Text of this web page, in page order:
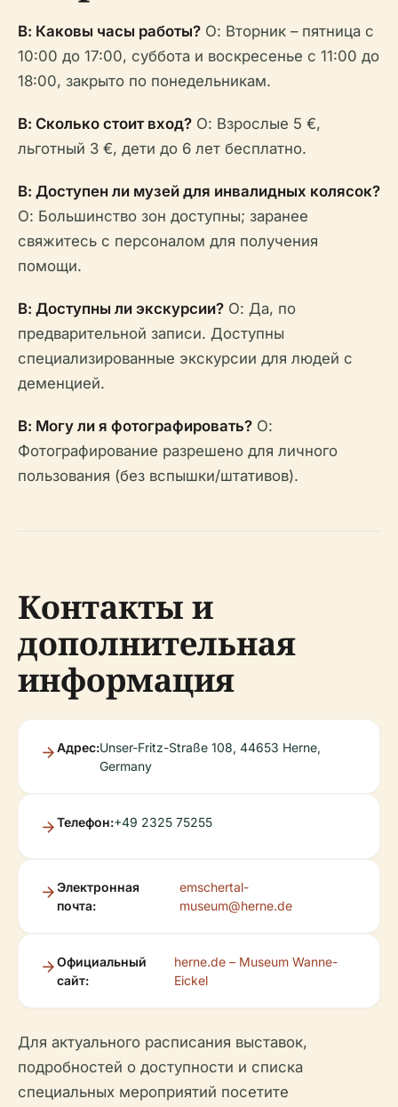
В: Каковы часы работы? О: Вторник – пятница с
10:00 до 17:00, суббота и воскресенье с 11:00 до
18:00, закрыто по понедельникам.
В: Сколько стоит вход? О: Взрослые 5 €,
льготный 3 €, дети до 6 лет бесплатно.
В: Доступен ли музей для инвалидных колясок?
О: Большинство зон доступны; заранее
свяжитесь с персоналом для получения
помощи.
В: Доступны ли экскурсии? О: Да, по
предварительной записи. Доступны
специализированные экскурсии для людей с
деменцией.
В: Могу ли я фотографировать? О:
Фотографирование разрешено для личного
пользования (без вспышки/штативов).
Контакты и
дополнительная
информация
Адрес:Unser-Fritz-Straße 108, 44653 Herne,
Germany
Телефон:+49 2325 75255
Электронная
почта:
emschertal-
museum@herne.de
Официальный
сайт:
herne.de – Museum Wanne-
Eickel
Для актуального расписания выставок,
подробностей о доступности и списка
специальных мероприятий посетите